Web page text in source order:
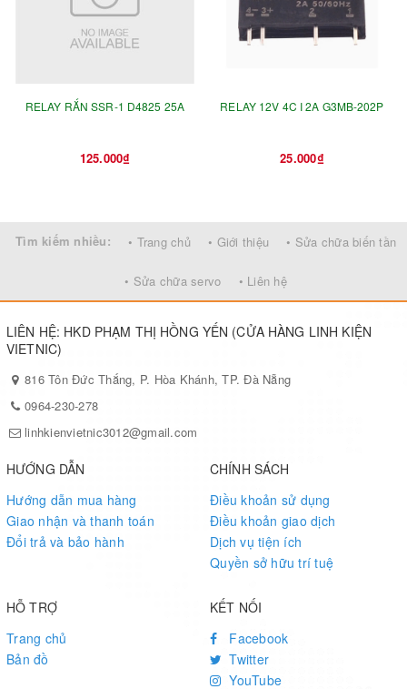
RELAY RẮN SSR-1 D4825 25A
125.000₫
RELAY 12V 4C I 2A G3MB-202P
25.000₫
Tìm kiếm nhiều: • Trang chủ • Giới thiệu • Sửa chữa biến tần
• Sửa chữa servo • Liên hệ
LIÊN HỆ: HKD PHẠM THỊ HỒNG YẾN (CỬA HÀNG LINH KIỆN
VIETNIC)
816 Tôn Đức Thắng, P. Hòa Khánh, TP. Đà Nẵng
0964-230-278
linhkienvietnic3012@gmail.com
HƯỚNG DẪN
Hướng dẫn mua hàng
Giao nhận và thanh toán
Đổi trả và bảo hành
CHÍNH SÁCH
Điều khoản sử dụng
Điều khoản giao dịch
Dịch vụ tiện ích
Quyền sở hữu trí tuệ
HỖ TRỢ
Trang chủ
Bản đồ
KẾT NỐI
Facebook
Twitter
YouTube